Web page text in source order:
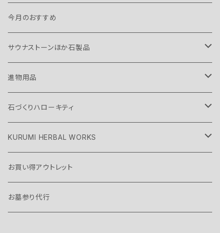
今月のおすすめ
サウナストーンほか石製品
サウナストーン
ガビオン
大理石スツール
進物用品
お線香
返礼品
石づくりハローキティ
足型プレート
みかげ石シリーズ
大理石シリーズ
KURUMI HERBAL WORKS
ボックス入りTEAセット
アロマオイルと溶岩ディフューザー
お買い得アウトレット
お墓参り代行